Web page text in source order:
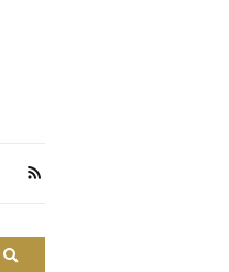
Suchen